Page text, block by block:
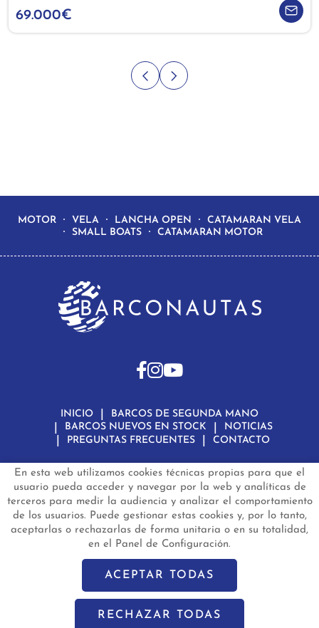
69.000€
En esta web utilizamos cookies técnicas propias para que el
usuario pueda acceder y navegar por la web y analíticas de
terceros para medir la audiencia y analizar el comportamiento
de los usuarios. Puede gestionar estas cookies y, por lo tanto,
aceptarlas o rechazarlas de forma unitaria o en su totalidad,
en el Panel de Configuración.
ACEPTAR TODAS
RECHAZAR TODAS
MOTOR VELA LANCHA OPEN
CATAMARAN VELA
SMALL BOATS
CATAMARAN MOTOR
INICIO
BARCOS DE SEGUNDA MANO
BARCOS NUEVOS EN STOCK
NOTICIAS
PREGUNTAS FRECUENTES
CONTACTO
Aviso Legal
Política de Privacidad de Datos
Política de Cookies
Configuración de Cookies
barconautas.com© 2024 - Diseño y programación por Edina.es